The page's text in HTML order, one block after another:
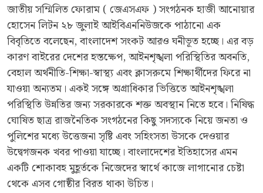
জাতীয় সম্মিলিত ফোরাম ( জেএসএফ ) সংগঠনক হাজী আনোয়ার
হোসেন লিটন ২৮ জুলাই আইবিএননিউজকে পাঠানো এক
বিবৃতিতে বলেছেন, বাংলাদেশ সংকট আরও ঘনীভূত হচ্ছে। এর বড়
কারণ বাইরের দেশের হস্তক্ষেপ, আইনশৃঙ্খলা পরিস্থিতির অবনতি,
বেহাল অর্থনীতি-শিক্ষা-স্বাস্থ্য এবং ক্লাসরুমে শিক্ষার্থীদের ফিরে না
যাওয়া অন্যতম। একই সঙ্গে অগ্রাধিকার ভিত্তিতে আইনশৃঙ্খলা
পরিস্থিতি উন্নতির জন্য সরকারকে শক্ত অবস্থান নিতে হবে। নিষিদ্ধ
ঘোষিত ছাত্র রাজনৈতিক সংগঠনের কিছু সদস্যকে নিয়ে জনতা ও
পুলিশের মধ্যে উত্তেজনা সৃষ্টি এবং সহিংসতা উসকে দেওয়ার
উদ্বেগজনক খবর পাওয়া যাচ্ছে। বাংলাদেশের ইতিহাসের এমন
একটি শোকাবহ মুহূর্তকে নিজেদের স্বার্থে কাজে লাগানোর চেষ্টা
থেকে এসব গোষ্ঠীর বিরত থাকা উচিত।